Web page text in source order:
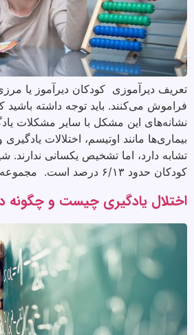
تعریف دیرآموزی کودکان دیرآموز یا
فراموش می‌کنند. باید توجه داشته باشید
نشانه‌های این مشکل با سایر مشکلات
بیماری‌ها مانند اوتیسم، اختلالات
تشابه دارد، اما تشخیص یکسانی ندارند.
کودکان حدود ۶/۱۳ درصد است. مجموعه […]
اختلال یادگیری چیست و چگونه